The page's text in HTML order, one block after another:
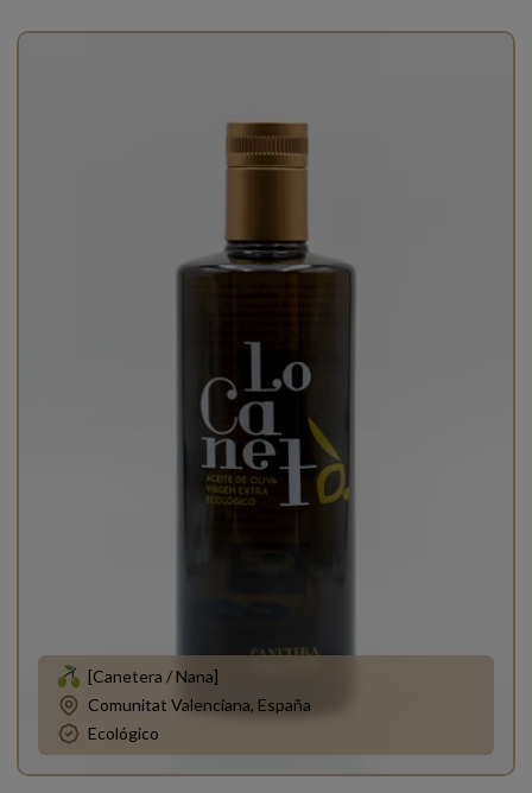
[Canetera / Nana]
Comunitat Valenciana, España
Ecológico